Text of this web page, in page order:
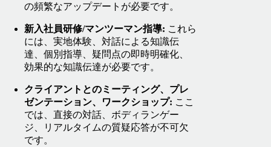
の頻繁なアップデートが必要です。
新入社員研修/マンツーマン指導: これら
には、実地体験、対話による知識伝
達、個別指導、疑問点の即時明確化、
効果的な知識伝達が必要です。
クライアントとのミーティング、プレ
ゼンテーション、ワークショップ: ここ
では、直接の対話、ボディランゲー
ジ、リアルタイムの質疑応答が不可欠
です。